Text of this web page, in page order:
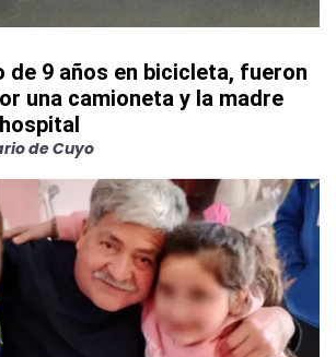
de 9 años en bicicleta, fueron
una camioneta y la madre
de Cuyo